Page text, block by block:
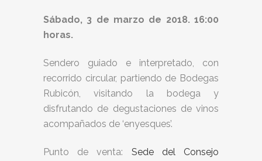
Sábado, 3 de marzo de 2018. 16:00
horas.
Sendero guiado e interpretado, con
recorrido circular, partiendo de Bodegas
Rubicón, visitando la bodega y
disfrutando de degustaciones de vinos
acompañados de ‘enyesques’.
Punto de venta: Sede del Consejo